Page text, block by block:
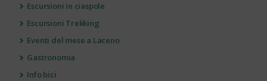
Escursioni in ciaspole
Escursioni Trekking
Eventi del mese a Laceno
Gastronomia
Info bici